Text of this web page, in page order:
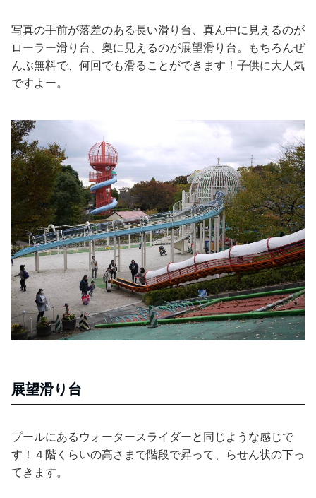
写真の手前が落差のある長い滑り台、真ん中に見えるのが
ローラー滑り台、奥に見えるのが展望滑り台。もちろんぜ
んぶ無料で、何回でも滑ることができます！子供に大人気
ですよー。
展望滑り台
プールにあるウォータースライダーと同じような感じで
す！４階くらいの高さまで階段で昇って、らせん状の下っ
てきます。